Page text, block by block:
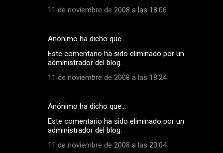
11 de noviembre de 2008 a las 18:06
Anónimo ha dicho que…
Este comentario ha sido eliminado por un
administrador del blog.
11 de noviembre de 2008 a las 18:24
Anónimo ha dicho que…
Este comentario ha sido eliminado por un
administrador del blog.
11 de noviembre de 2008 a las 20:04